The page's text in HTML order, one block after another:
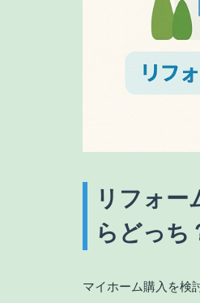
リフォー
らどっち
マイホーム購入を検